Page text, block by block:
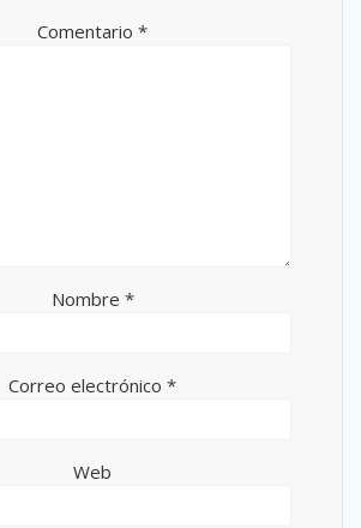
Comentario *
Nombre *
Correo electrónico *
Web